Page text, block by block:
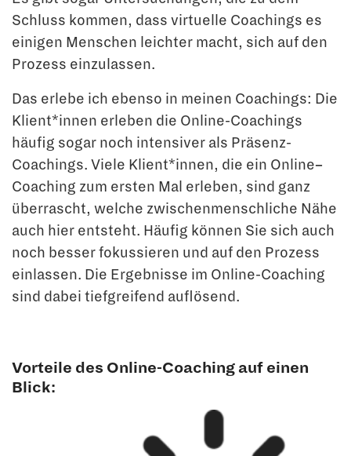
Schluss kommen, dass virtuelle Coachings es
einigen Menschen leichter macht, sich auf den
Prozess einzulassen.
Das erlebe ich ebenso in meinen Coachings: Die
Klient*innen erleben die Online-Coachings
häufig sogar noch intensiver als Präsenz-
Coachings. Viele Klient*innen, die ein Online–
Coaching zum ersten Mal erleben, sind ganz
überrascht, welche zwischenmenschliche Nähe
auch hier entsteht. Häufig können Sie sich auch
noch besser fokussieren und auf den Prozess
einlassen. Die Ergebnisse im Online-Coaching
sind dabei tiefgreifend auflösend.
Vorteile des Online-Coaching auf einen
Blick: